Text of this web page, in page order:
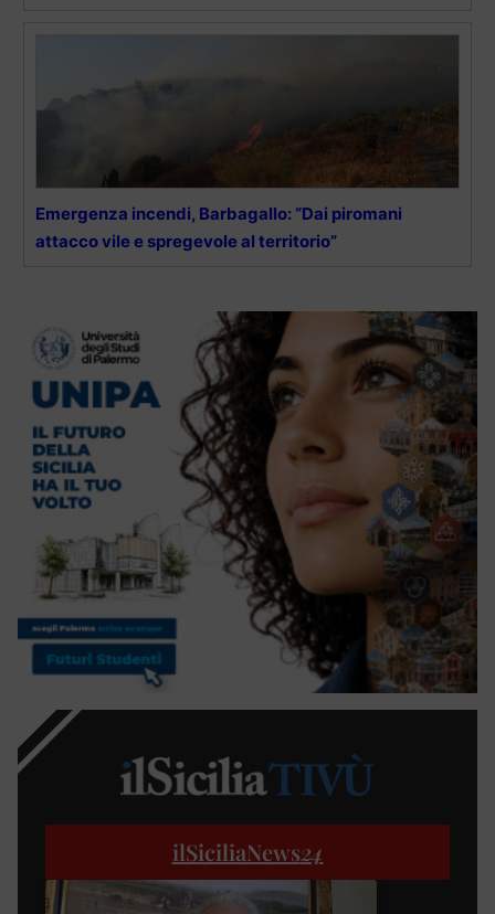
Emergenza incendi, Barbagallo: “Dai piromani
attacco vile e spregevole al territorio”
ilSiciliaNews24